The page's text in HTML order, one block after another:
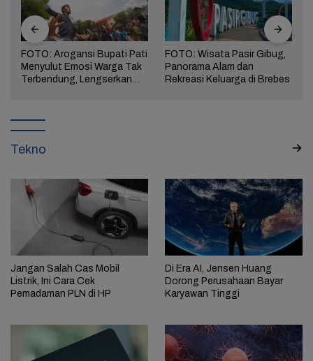
FOTO: Arogansi Bupati Pati
Menyulut Emosi Warga Tak
Terbendung, Lengserkan
FOTO: Wisata Pasir Gibug,
Panorama Alam dan
Rekreasi Keluarga di Brebes
Tekno
Jangan Salah Cas Mobil
Listrik, Ini Cara Cek
Pemadaman PLN di HP
Di Era AI, Jensen Huang
Dorong Perusahaan Bayar
Karyawan Tinggi